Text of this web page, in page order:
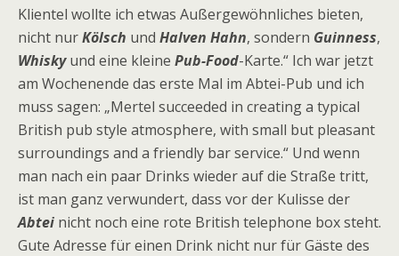
Klientel wollte ich etwas Außergewöhnliches bieten,
nicht nurKölsch und Halven Hahn, sondern Guinness,
Whiskyund eine kleine Pub-Food-Karte.“ Ich war jetzt
am Wochenende das erste Mal im Abtei-Pub und ich
muss sagen: „Mertel succeeded in creating a typical
British pub style atmosphere, with small but pleasant
surroundings and a friendly bar service.“ Und wenn
man nach ein paar Drinks wieder auf die Straße tritt,
ist man ganz verwundert, dass vor der Kulisse der
Abtei nicht noch eine rote British telephone box steht.
Gute Adresse für einen Drink nicht nur für Gäste des